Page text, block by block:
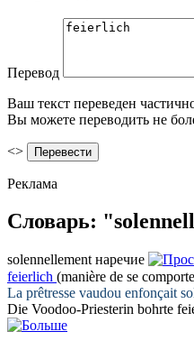
Перевод
Ваш текст переведен
Вы можете переводить не
<>
Реклама
Словарь:
solennellement наречие
feierlich (manière de se
La prêtresse vaudou enfonçait
Die Voodoo-Priesterin bohrte